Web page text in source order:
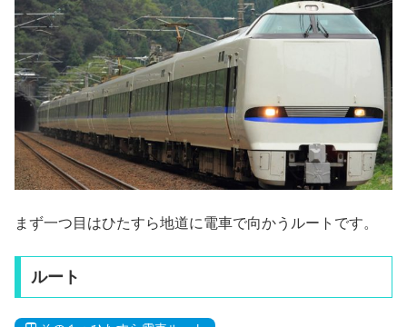
まず一つ目はひたすら地道に電車で向かうルートです。
ルート